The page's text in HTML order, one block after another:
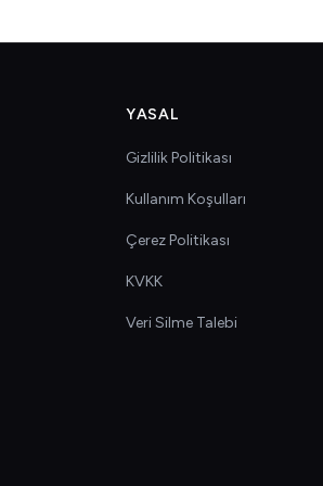
YASAL
Gizlilik Politikası
Kullanım Koşulları
Çerez Politikası
KVKK
Veri Silme Talebi